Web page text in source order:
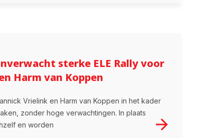
sterke ELE Rally voor
Harm van Koppen
Vrielink en Harm van Koppen in het kader
zonder hoge verwachtingen. In plaats
en worden